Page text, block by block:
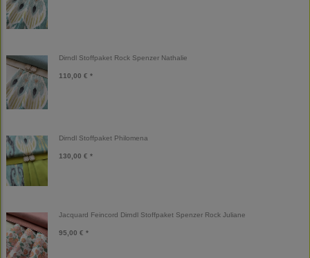
Dirndl Stoffpaket Rock Spenzer Nathalie
110,00 € *
Dirndl Stoffpaket Philomena
130,00 € *
Jacquard Feincord Dirndl Stoffpaket Spenzer Rock Juliane
95,00 € *